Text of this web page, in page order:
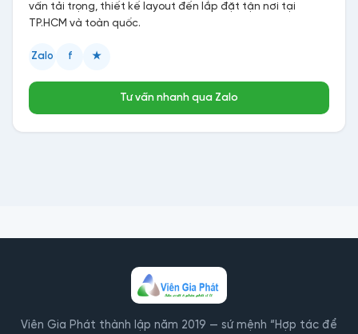
vấn tải trọng, thiết kế layout đến lắp đặt tận nơi tại
TP.HCM và toàn quốc.
Zalo f ★
Tư vấn nhanh qua Zalo
Viên Gia Phát thành lập năm 2019 — sứ mệnh “Hợp tác để